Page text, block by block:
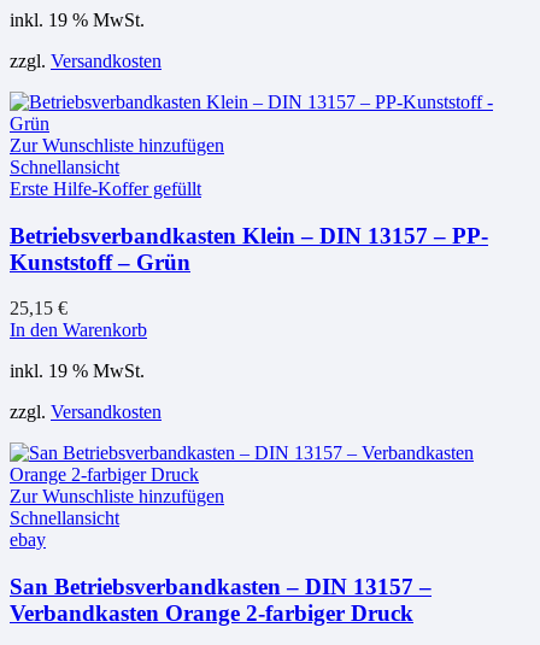
inkl. 19 % MwSt.
zzgl. Versandkosten
Zur Wunschliste hinzufügen
Schnellansicht
Erste Hilfe-Koffer gefüllt
Betriebsverbandkasten Klein – DIN 13157 – PP-
Kunststoff – Grün
25,15 €
In den Warenkorb
inkl. 19 % MwSt.
zzgl. Versandkosten
Zur Wunschliste hinzufügen
Schnellansicht
ebay
San Betriebsverbandkasten – DIN 13157 –
Verbandkasten Orange 2-farbiger Druck